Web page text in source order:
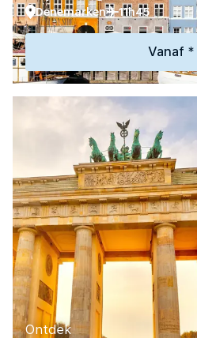
Denemarken 11h45
Vanaf *
Ontdek